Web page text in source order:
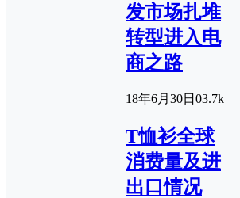
发市场扎堆
转型进入电
商之路
18年6月30日 03.7k
T恤衫全球
消费量及进
出口情况